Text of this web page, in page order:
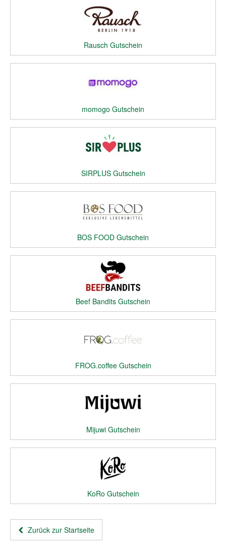
Rausch Gutschein
momogo Gutschein
SIRPLUS Gutschein
BOS FOOD Gutschein
Beef Bandits Gutschein
FROG.coffee Gutschein
Mijuwi Gutschein
KoRo Gutschein
Zurück zur Startseite